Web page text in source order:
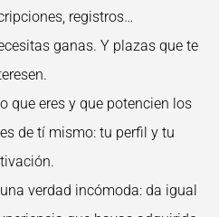
registros…
ganas. Y plazas que te
que eres y que potencien los
de tí mismo: tu perfil y tu
verdad incómoda: da igual